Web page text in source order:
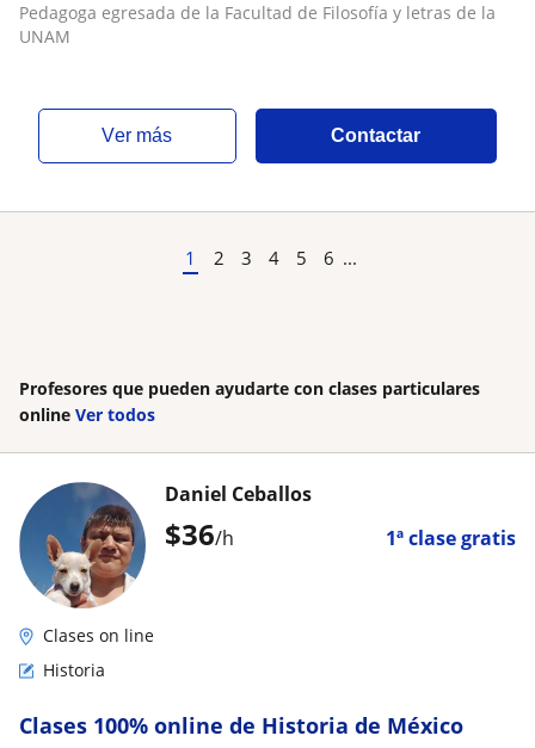
Pedagoga egresada de la Facultad de Filosofía y letras de la
UNAM
ver más Contactar
1 2 3 4 5 6 ...
Profesores que pueden ayudarte con clases particulares
online Ver todos
$36/h 1ª clase gratis
Daniel Ceballos
Clases on line
Historia
Clases 100% online de Historia de México